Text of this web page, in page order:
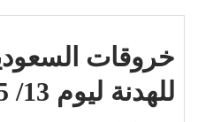
خروقات
للهدنة ليوم 13/ 5/ 2015م